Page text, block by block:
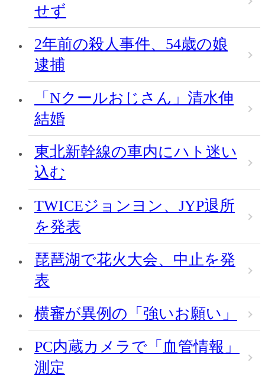
せず
2年前の殺人事件、54歳の娘
逮捕
「Nクールおじさん」清水伸
結婚
東北新幹線の車内にハト迷い
込む
TWICEジョンヨン、JYP退所
を発表
琵琶湖で花火大会、中止を発
表
横審が異例の「強いお願い」
PC内蔵カメラで「血管情報」
測定